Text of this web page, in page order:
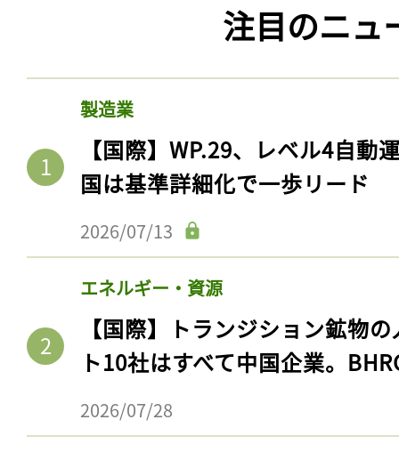
注目のニュ
製造業
【国際】WP.29、レベル4自動
国は基準詳細化で一歩リード
2026/07/13
エネルギー・資源
【国際】トランジション鉱物
ト10社はすべて中国企業。
2026/07/28